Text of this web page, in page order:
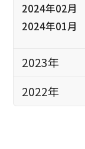
2024年02月
2024年01月
2023年
2022年